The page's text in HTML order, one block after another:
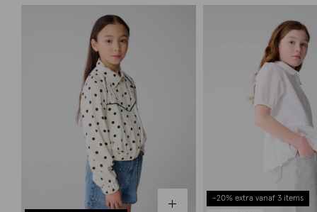
-20% extra vanaf 3 items